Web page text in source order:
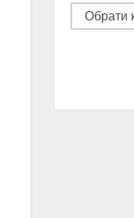
Категорії